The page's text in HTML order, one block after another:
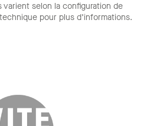
varient selon la configuration de
pour plus d’informations.